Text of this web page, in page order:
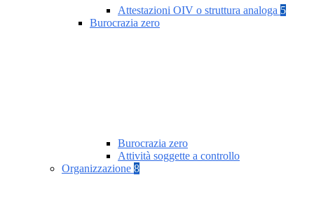
Attestazioni OIV o struttura analoga 5
Burocrazia zero
Burocrazia zero
Attività soggette a controllo
Organizzazione 8